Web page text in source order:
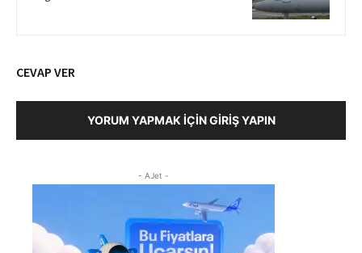
CEVAP VER
YORUM YAPMAK İÇIN GIRIŞ YAPIN
- AJet -